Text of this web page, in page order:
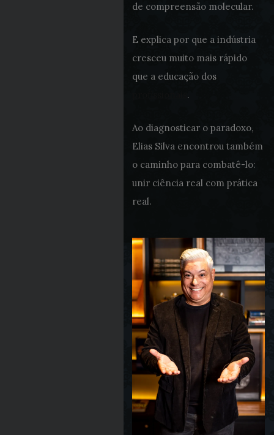
de compreensão molecular.
E explica por que a indústria
cresceu muito mais rápido
que a educação dos
.
Ao diagnosticar o paradoxo,
Elias Silva encontrou também
o caminho para combatê-lo:
unir ciência real com prática
real.